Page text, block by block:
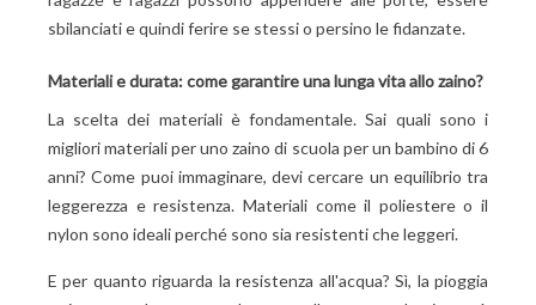
sbilanciati e quindi ferire se stessi o persino le fidanzate.
Materiali e durata: come garantire una lunga vita allo zaino?
La scelta dei materiali è fondamentale. Sai quali sono i
migliori materiali per uno zaino di scuola per un bambino di 6
anni? Come puoi immaginare, devi cercare un equilibrio tra
leggerezza e resistenza. Materiali come il poliestere o il
nylon sono ideali perché sono sia resistenti che leggeri.
E per quanto riguarda la resistenza all'acqua? Sì, la pioggia